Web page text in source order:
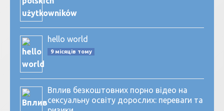
hello world
9 місяців тому
Вплив безкоштовних порно відео на
сексуальну освіту дорослих: переваги та